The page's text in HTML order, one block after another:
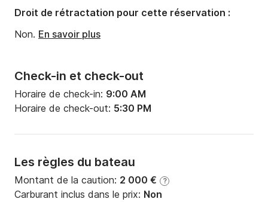
Check-in et check-out
Horaire de check-in: 9:00 AM
Horaire de check-out: 5:30 PM
Les règles du bateau
Montant de la caution: 2 000 € ?
Carburant inclus dans le prix: Non
Droit de rétractation pour cette réservation :
Non. En savoir plus